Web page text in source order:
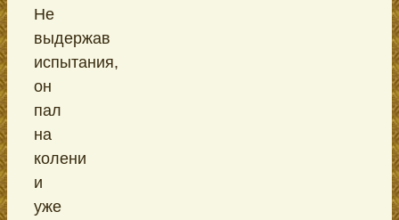
Не
выдержав
испытания,
он
пал
на
колени
и
уже